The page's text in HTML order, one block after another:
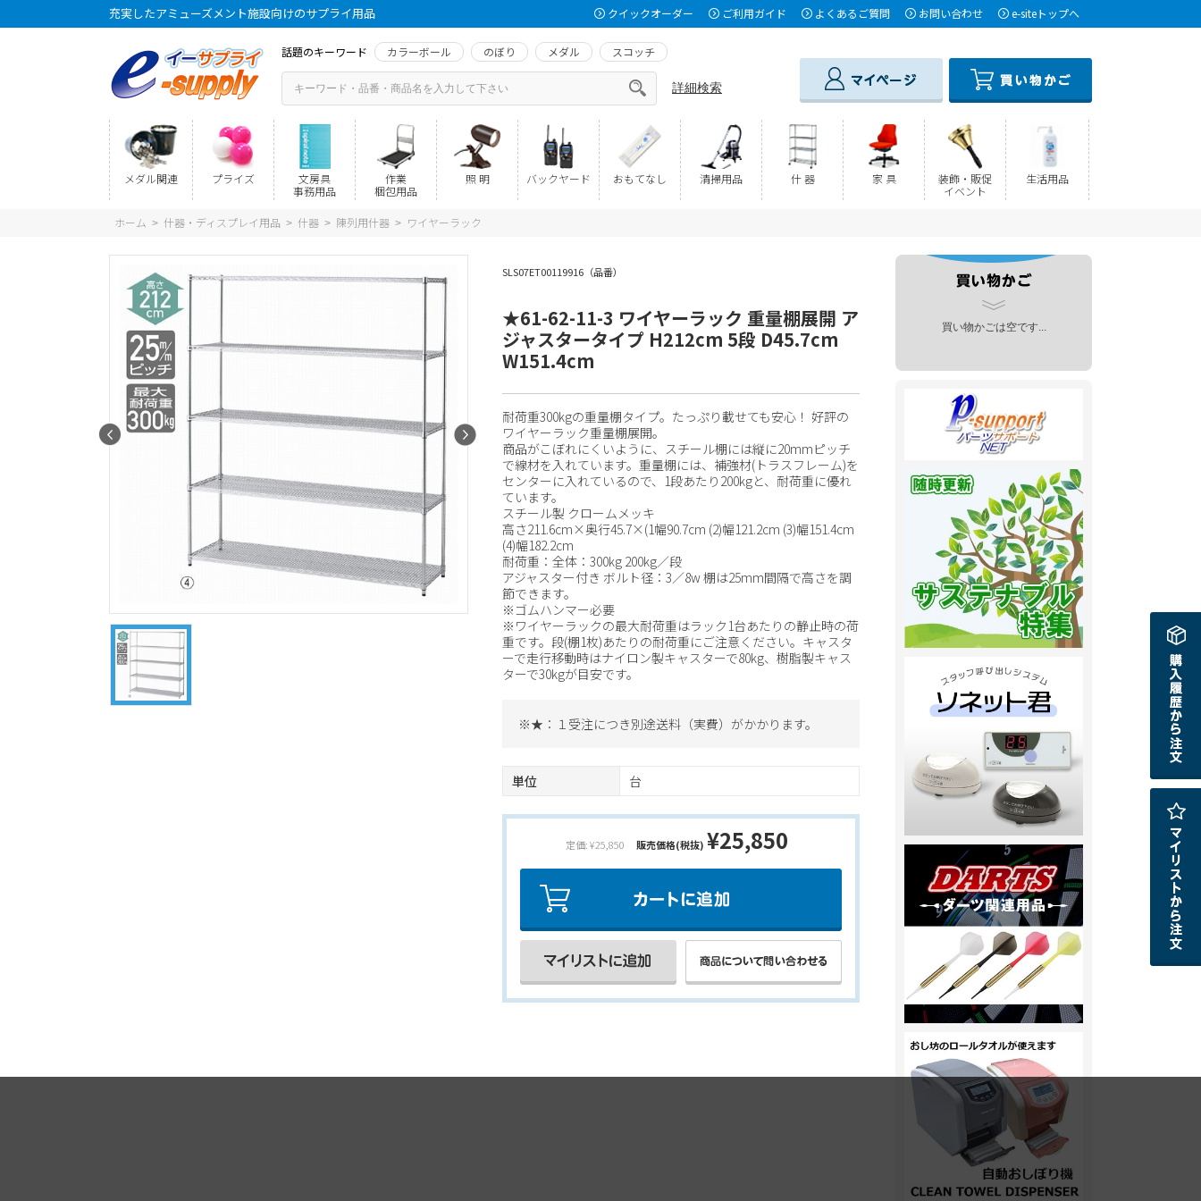
充実したアミューズメント施設向けのサプライ用品 クイックオーダー ご利用ガイド よくあるご質問 お問い合わせ e-siteトップへ
話題のキーワード カラーボール のぼり メダル スコッチ
詳細検索
メダル関連 プライズ
文房具
事務用品
作業
梱包用品
照 明 バックヤード おもてなし 清掃用品 什 器 家 具
装飾・販促
イベント
生活用品
ホーム > 什器・ディスプレイ用品 > 什器 > 陳列用什器 > ワイヤーラック
SLS07ET00119916（品番）
★61-62-11-3 ワイヤーラック 重量棚展開 ア
ジャスタータイプ H212cm 5段 D45.7cm
W151.4cm
耐荷重300kgの重量棚タイプ。たっぷり載せても安心！ 好評の
ワイヤーラック重量棚展開。
商品がこぼれにくいように、スチール棚には縦に20mmピッチ
で線材を入れています。重量棚には、補強材(トラスフレーム)を
センターに入れているので、1段あたり200kgと、耐荷重に優れ
ています。
スチール製 クロームメッキ
高さ211.6cm×奥行45.7×(1幅90.7cm (2)幅121.2cm (3)幅151.4cm
(4)幅182.2cm
耐荷重：全体：300kg 200kg／段
アジャスター付き ボルト径：3／8w 棚は25mm間隔で高さを調
節できます。
※ゴムハンマー必要
※ワイヤーラックの最大耐荷重はラック1台あたりの静止時の荷
重です。段(棚1枚)あたりの耐荷重にご注意ください。キャスタ
ーで走行移動時はナイロン製キャスターで80kg、樹脂製キャス
ターで30kgが目安です。
※★：１受注につき別途送料（実費）がかかります。
単位 台
定価: ¥25,850 販売価格(税抜) ¥25,850
買い物かごは空です...